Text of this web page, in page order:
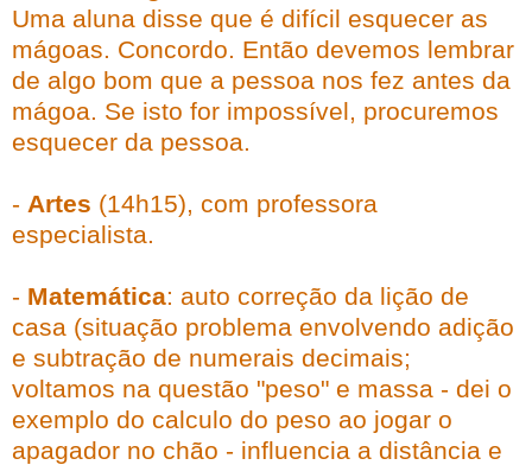
Uma aluna disse que é difícil esquecer as
mágoas. Concordo. Então devemos lembrar
de algo bom que a pessoa nos fez antes da
mágoa. Se isto for impossível, procuremos
esquecer da pessoa.
- Artes (14h15), com professora
especialista.
- Matemática: auto correção da lição de
casa (situação problema envolvendo adição
e subtração de numerais decimais;
voltamos na questão "peso" e massa - dei o
exemplo do calculo do peso ao jogar o
apagador no chão - influencia a distância e